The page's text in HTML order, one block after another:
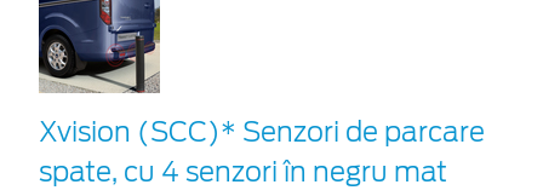
Xvision (SCC)* Senzori de parcare
spate, cu 4 senzori în negru mat